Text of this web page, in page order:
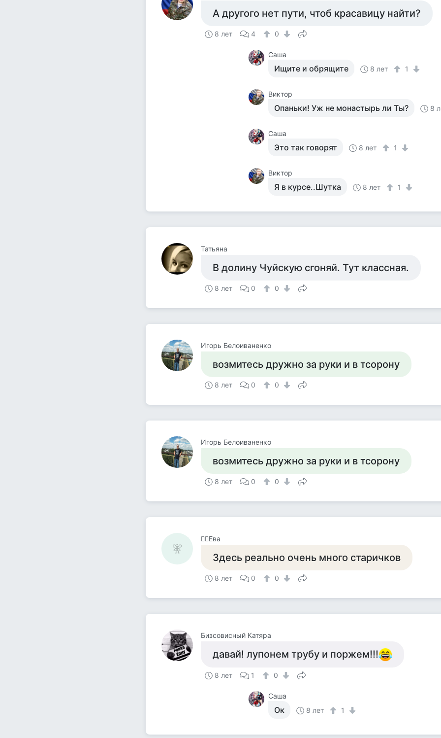
А другого нет пути, чтоб красавицу найти?
8 лет 4 0
Саша
Ищите и обрящите 8 лет 1
Виктор
Опаньки! Уж не монастырь ли Ты? 8
Саша
Это так говорят 8 лет 1
Виктор
Я в курсе..Шутка 8 лет 1
Татьяна
В долину Чуйскую сгоняй. Тут классная.
8 лет 0 0
Игорь Белоиваненко
возмитесь дружно за руки и в тсорону
8 лет 0 0
Игорь Белоиваненко
возмитесь дружно за руки и в тсорону
8 лет 0 0
🧚‍
🧚‍♀️Ева
Здесь реально очень много старичков
8 лет 0 0
Бизсовисный Катяра
давай! лупонем трубу и поржем!!!
8 лет 1 0
Саша
Ок 8 лет 1